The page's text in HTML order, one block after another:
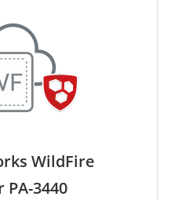
WildFire
3440